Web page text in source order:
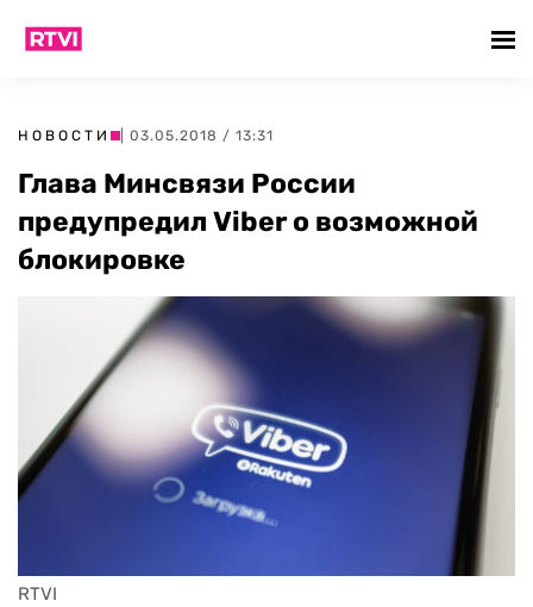
НОВОСТИ | 03.05.2018 / 13:31
Глава Минсвязи России
предупредил Viber о возможной
блокировке
RTVI